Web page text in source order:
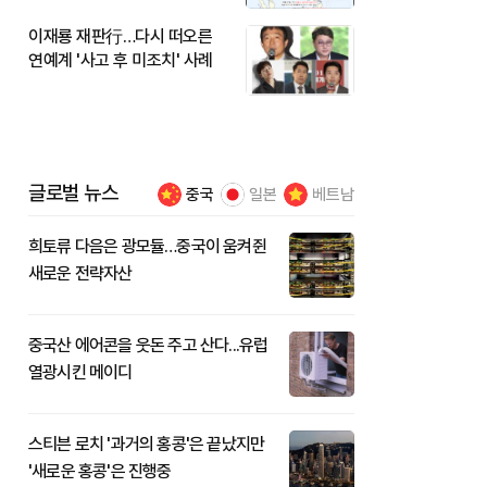
이재룡 재판行…다시 떠오른
연예계 '사고 후 미조치' 사례
글로벌 뉴스 중국 일본 베트남
희토류 다음은 광모듈…중국이 움켜쥔
새로운 전략자산
중국산 에어콘을 웃돈 주고 산다...유럽
열광시킨 메이디
스티븐 로치 '과거의 홍콩'은 끝났지만
'새로운 홍콩'은 진행중